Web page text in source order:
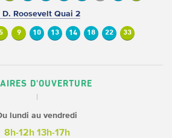
D. Roosevelt Quai 2
5 9 10 13 14 18 22 33
D'OUVERTURE
lundi au vendredi
8h-12h13h-17h